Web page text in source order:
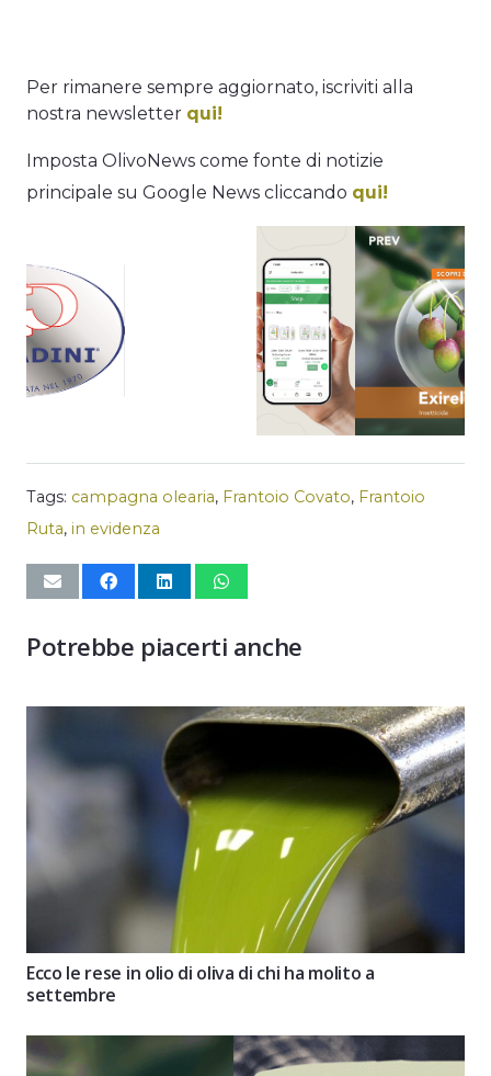
Per rimanere sempre aggiornato, iscriviti alla
nostra newsletter qui!
Imposta OlivoNews come fonte di notizie
principale su Google News cliccando qui!
Tags: campagna olearia, Frantoio Covato, Frantoio
Ruta, in evidenza
Potrebbe piacerti anche
Ecco le rese in olio di oliva di chi ha molito a
settembre